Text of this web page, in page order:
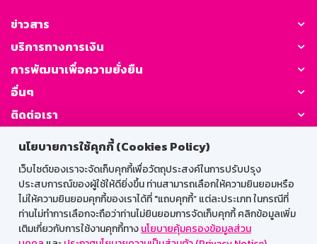
นโยบายการใช้คุกกี้ (Cookies Policy)
เว็บไซต์ของเราจะจัดเก็บคุกกี้เพื่อวัตถุประสงค์ในการปรับปรุง
ประสบการณ์ของผู้ใช้ให้ดียิ่งขึ้น ท่านสามารถเลือกให้ความยินยอมหรือ
ไม่ให้ความยินยอมคุกกี้ของเราได้ที่ "แถบคุกกี้” แต่ละประเภท ในกรณีที่
ท่านไม่ทำการเลือกจะถือว่าท่านไม่ยินยอมการจัดเก็บคุกกี้ คลิกข้อมูลเพิ่ม
เติมเกี่ยวกับการใช้งานคุกกี้ทางนโยบายคุ้มครองข้อมูลส่วน
ที่ลงรับไปแล้วธนาคารจะไม่เรียกคืน ภาษี ณ ที่จ่าย บุคคล
ธรรมดาไม่เสียภาษี นิติบุคคลหักภาษี ณ ที่จ่าย ตามประกาศ
กรมสรรพากร ระยะเวลาจ่ายดอกเบี้ย จ่ายดอกเบี้ยทุกเดือน
โดยโอนเข้าบัญชีเงินฝากประเภทเผื่อเรียกที่เป็นบัญชีคู่โอน
ข่าวสาร
บริการทางการเงิน
การพัฒนาเพื่อความยั่งยืน
อื่นๆ
ติดต่อเรา
GSB Society:
สำหรับพนักงาน
Web HR
GSB Wisdom M-Search